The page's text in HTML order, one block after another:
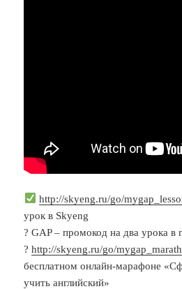
http://skyeng.ru/go/
урок в Skyeng
? GAP – промокод на два урока в
?http://skyeng.ru/go/
бесплатном онлайн-марафоне
учить английский»